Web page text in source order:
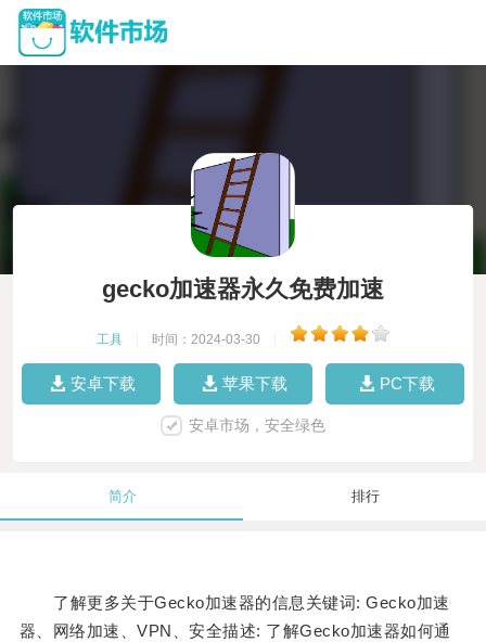
gecko加速器永久免费加速
工具 时间：2024-03-30
安卓下载 苹果下载 PC下载
安卓市场，安全绿色
简介 排行
了解更多关于Gecko加速器的信息关键词: Gecko加速
器、网络加速、VPN、安全描述: 了解Gecko加速器如何通